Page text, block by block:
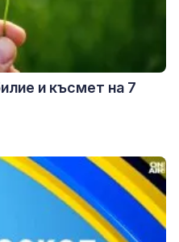
и късмет на 7